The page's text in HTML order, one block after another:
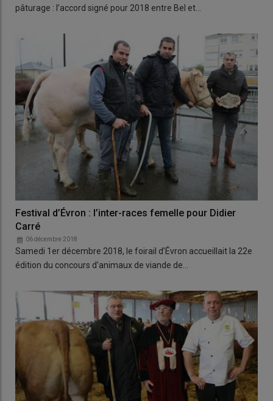
pâturage : l’accord signé pour 2018 entre Bel et…
Festival d’Évron : l’inter-races femelle pour Didier
Carré
06 décembre 2018
Samedi 1er décembre 2018, le foirail d’Évron accueillait la 22e
édition du concours d’animaux de viande de…